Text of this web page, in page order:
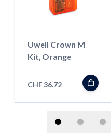
Uwell Crown M
Kit, Orange
CHF 36.72